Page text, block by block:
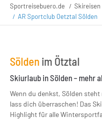
Sportreisebuero.de Skireisen
AR Sportclub Oetztal Sölden
Sölden im Ötztal
Skiurlaub in Sölden – mehr
Wenn du denkst, Sölden
lass dich überraschen! Das
Highlight für alle